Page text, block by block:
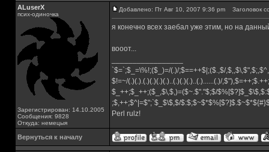
ALuserX
псих-одиночка
Зарегистрирован: 14.10.2005
Сообщения: 9828
Откуда: немецыя
Добавлено: Пт Авг 10, 2007 9:36 pm Заголовок
я конечно всех заебал уже этим, но на
вооот...
`$=`;$_=\%!;($_)=/(.)/;$==++$|;($.,$/
$!=~/(.)(.).(.)(.)(.)(.)..(.)(.)(.)..(.)......(.)/
$_++;$_++;($_,$\,$,)=($~.$"."$;$/
;$,++;$^|=$";`$_$\$,$/
Perl rulz!
Вернуться к началу